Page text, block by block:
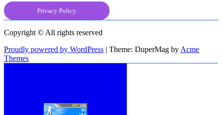
Privacy Policy
Copyright © All rights reserved
Proudly powered by WordPress
Theme: DuperMag byAcme
Themes